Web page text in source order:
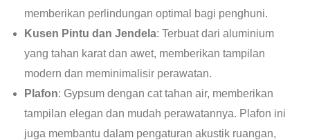
memberikan perlindungan optimal bagi penghuni.
Kusen Pintu dan Jendela: Terbuat dari aluminium
yang tahan karat dan awet, memberikan tampilan
modern dan meminimalisir perawatan.
Plafon: Gypsum dengan cat tahan air, memberikan
tampilan elegan dan mudah perawatannya. Plafon ini
juga membantu dalam pengaturan akustik ruangan,